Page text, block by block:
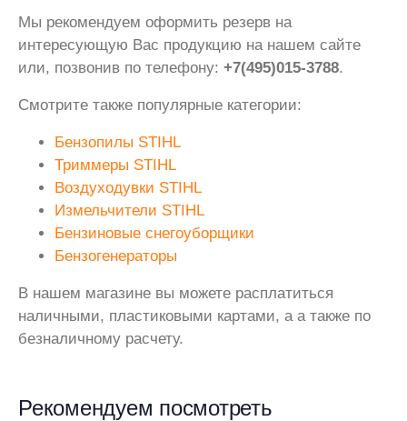
Мы рекомендуем оформить резерв на
интересующую Вас продукцию на нашем сайте
или, позвонив по телефону: +7(495)015-3788.
Смотрите также популярные категории:
Бензопилы STIHL
Триммеры STIHL
Воздуходувки STIHL
Измельчители STIHL
Бензиновые снегоуборщики
Бензогенераторы
В нашем магазине вы можете расплатиться
наличными, пластиковыми картами, а а также по
безналичному расчету.
Рекомендуем посмотреть